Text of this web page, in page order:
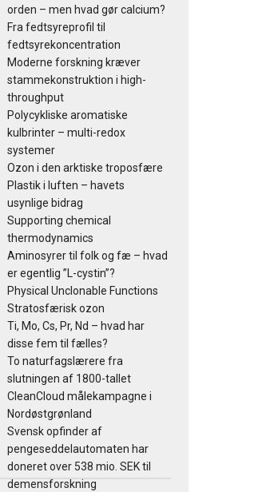
orden – men hvad gør calcium?
Fra fedtsyreprofil til
fedtsyrekoncentration
Moderne forskning kræver
stammekonstruktion i high-
throughput
Polycykliske aromatiske
kulbrinter – multi-redox
systemer
Ozon i den arktiske troposfære
Plastik i luften – havets
usynlige bidrag
Supporting chemical
thermodynamics
Aminosyrer til folk og fæ – hvad
er egentlig ”L-cystin”?
Physical Unclonable Functions
Stratosfærisk ozon
Ti, Mo, Cs, Pr, Nd – hvad har
disse fem til fælles?
To naturfagslærere fra
slutningen af 1800-tallet
CleanCloud målekampagne i
Nordøstgrønland
Svensk opfinder af
pengeseddelautomaten har
doneret over 538 mio. SEK til
demensforskning